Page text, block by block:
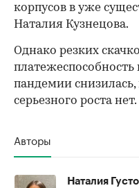
корпусов в уже
Наталия Кузнецова.
Однако резких
пандемии
серьезного роста нет.
Авторы
Наталия